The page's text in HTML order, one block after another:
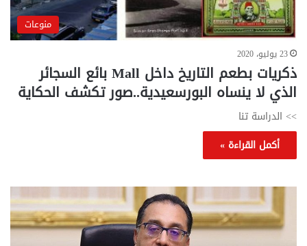
منوعات
23 يوليو، 2020
ذكريات بطعم التاريخ داخل Mall بائع السجائر
الذي لا ينساه البورسعيدية..صور تكشف الحكاية
>> الدراسة تنا
أكمل القراءة »
تحركات
حكومية
لحسم
قانون
..